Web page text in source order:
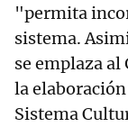
"permita
sistema.
se emplaza
la
Sistema